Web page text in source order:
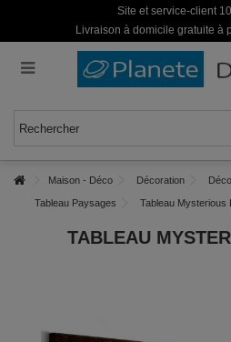
Site et service-client
Livraison à domicile gratuite à
Maison - Déco Décoration
Tableau Paysages Tableau Mysterious
TABLEAU